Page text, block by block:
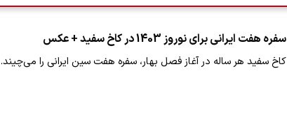
سفره هفت ایرانی برای نوروز 1403 در کاخ سفید + عکس
کاخ سفید هر ساله در آغاز فصل بهار، سفره هفت سین ایرانی را می‌چیند.